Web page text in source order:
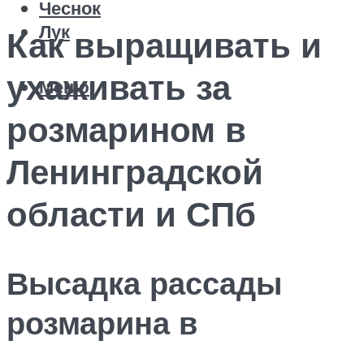
Чеснок
Лук
Меню
Как выращивать и
ухаживать за
розмарином в
Ленинградской
области и СПб
Высадка рассады
розмарина в